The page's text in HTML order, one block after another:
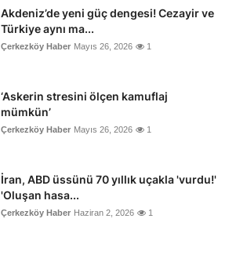
Akdeniz’de yeni güç dengesi! Cezayir ve
Türkiye aynı ma...
Çerkezköy Haber Mayıs 26, 2026 1
‘Askerin stresini ölçen kamuflaj
mümkün’
Çerkezköy Haber Mayıs 26, 2026 1
İran, ABD üssünü 70 yıllık uçakla 'vurdu!'
'Oluşan hasa...
Çerkezköy Haber Haziran 2, 2026 1